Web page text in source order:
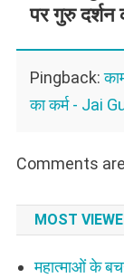
पर गुरु
Pingback:
का कर्म - Jai
Comments
MOST
महात्माओं के